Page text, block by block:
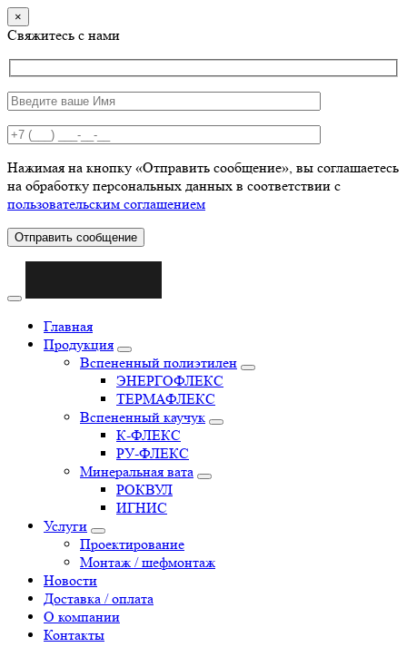
×
Свяжитесь с нами
Нажимая на кнопку «Отправить сообщение», вы соглашаетесь
на обработку персональных данных в соответствии с
пользовательским соглашением
Отправить сообщение
Главная
Продукция
Вспененный полиэтилен
ЭНЕРГОФЛЕКС
ТЕРМАФЛЕКС
Вспененный каучук
К-ФЛЕКС
РУ-ФЛЕКС
Минеральная вата
РОКВУЛ
ИГНИС
Услуги
Проектирование
Монтаж / шефмонтаж
Новости
Доставка / оплата
О компании
Контакты